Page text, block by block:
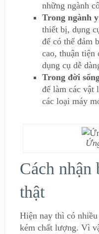
những ngành
Trong ngành
thiết bị, dụng
để có thể đảm
cao, thuận tiện
dụng cụ dễ
Trong đời
để làm các vật
các loại máy
Cách nhận
thật
Hiện nay thì có
kém chất lượng. Vì